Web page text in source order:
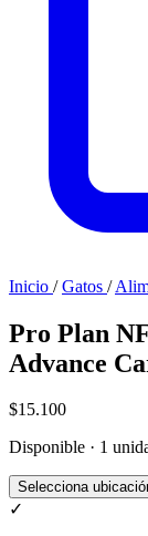
Inicio / Gatos /
Pro Plan
Advance
$15.100
Disponible · 1
Selecciona
✓